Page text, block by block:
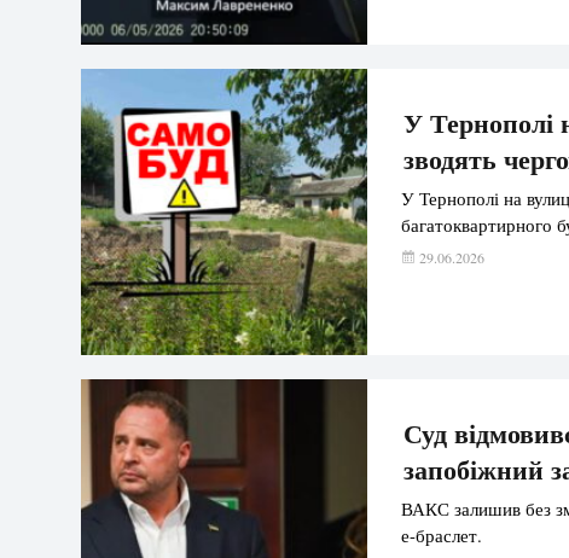
У Тернополі
зводять
У Тернополі на
багатоквартирного
29.06.2026
Суд
запобіжний
ВАКС залишив без
е-браслет.